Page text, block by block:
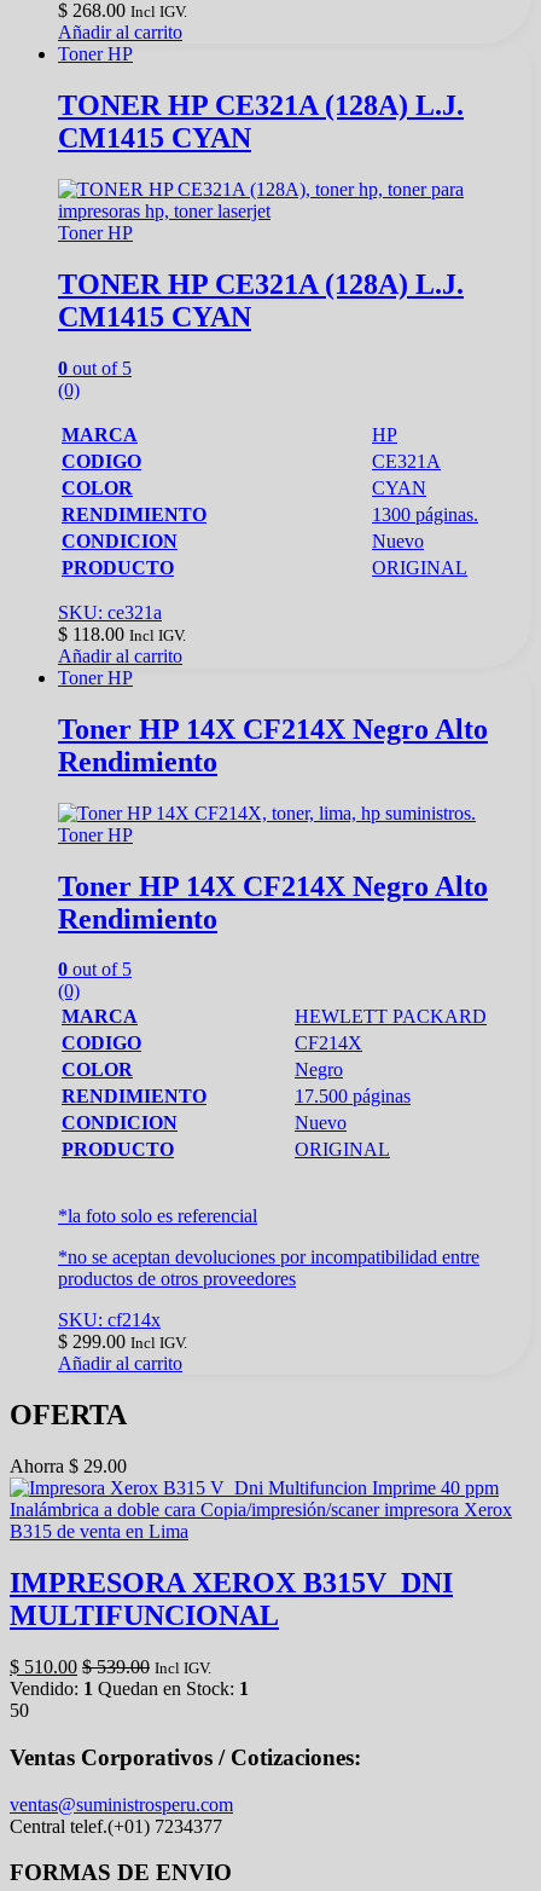
$ 268.00 Incl IGV.
Añadir al carrito
Toner HP
TONER HP CE321A (128A) L.J.
CM1415 CYAN
Toner HP
TONER HP CE321A (128A) L.J.
CM1415 CYAN
0 out of 5
(0)
MARCA
HP
CODIGO
CE321A
COLOR
CYAN
RENDIMIENTO
1300 páginas.
CONDICION
Nuevo
PRODUCTO
ORIGINAL
SKU: ce321a
$ 118.00 Incl IGV.
Añadir al carrito
Toner HP
Toner HP 14X CF214X Negro Alto
Rendimiento
Toner HP
Toner HP 14X CF214X Negro Alto
Rendimiento
0 out of 5
(0)
MARCA
HEWLETT PACKARD
CODIGO
CF214X
COLOR
Negro
RENDIMIENTO
17.500 páginas
CONDICION
Nuevo
PRODUCTO
ORIGINAL
*la foto solo es referencial
*no se aceptan devoluciones por incompatibilidad entre
productos de otros proveedores
SKU: cf214x
$ 299.00 Incl IGV.
Añadir al carrito
OFERTA
Ahorra $ 29.00
IMPRESORA XEROX B315V_DNI
MULTIFUNCIONAL
$ 510.00 $539.00 Incl IGV.
Vendido: 1 Quedan en Stock: 1
50
Ventas Corporativos / Cotizaciones:
ventas@suministrosperu.com
Central telef.(+01) 7234377
FORMAS DE ENVIO